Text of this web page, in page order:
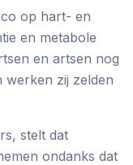
op hart- en
en metabole
en artsen nog
werken zij zelden
stelt dat
ondanks dat